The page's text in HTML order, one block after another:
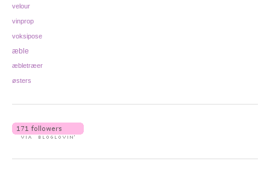
velour
vinprop
voksipose
æble
æbletræer
østers